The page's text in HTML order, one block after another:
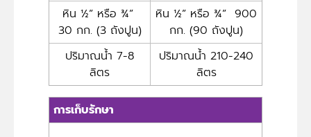
หิน ½” หรือ ¾”
30 กก. (3 ถังปูน)
หิน ½” หรือ ¾” 900
กก. (90 ถังปูน)
ปริมาณน้ำ 7-8
ลิตร
ปริมาณน้ำ 210-240
ลิตร
การเก็บรักษา